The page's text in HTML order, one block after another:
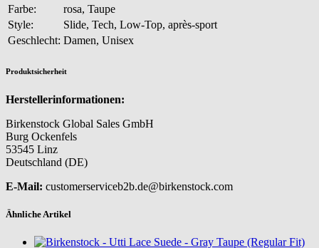
Farbe:
rosa, Taupe
Style:
Slide, Tech, Low-Top, après-sport
Geschlecht: Damen, Unisex
Produktsicherheit
Herstellerinformationen:
Birkenstock Global Sales GmbH
Burg Ockenfels
53545 Linz
Deutschland (DE)
E-Mail: customerserviceb2b.de@birkenstock.com
Ähnliche Artikel